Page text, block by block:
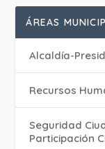
ÁREAS
Alcaldía-
Recursos
Seguridad
Participación